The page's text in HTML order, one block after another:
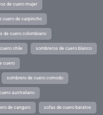
de cuero mujer
cuero de carpincho
de cuero colombiano
chile sombreros de cuero blanco
cuero
sombrero de cuero comodo
australiano
de canguro sofas de cuero baratos